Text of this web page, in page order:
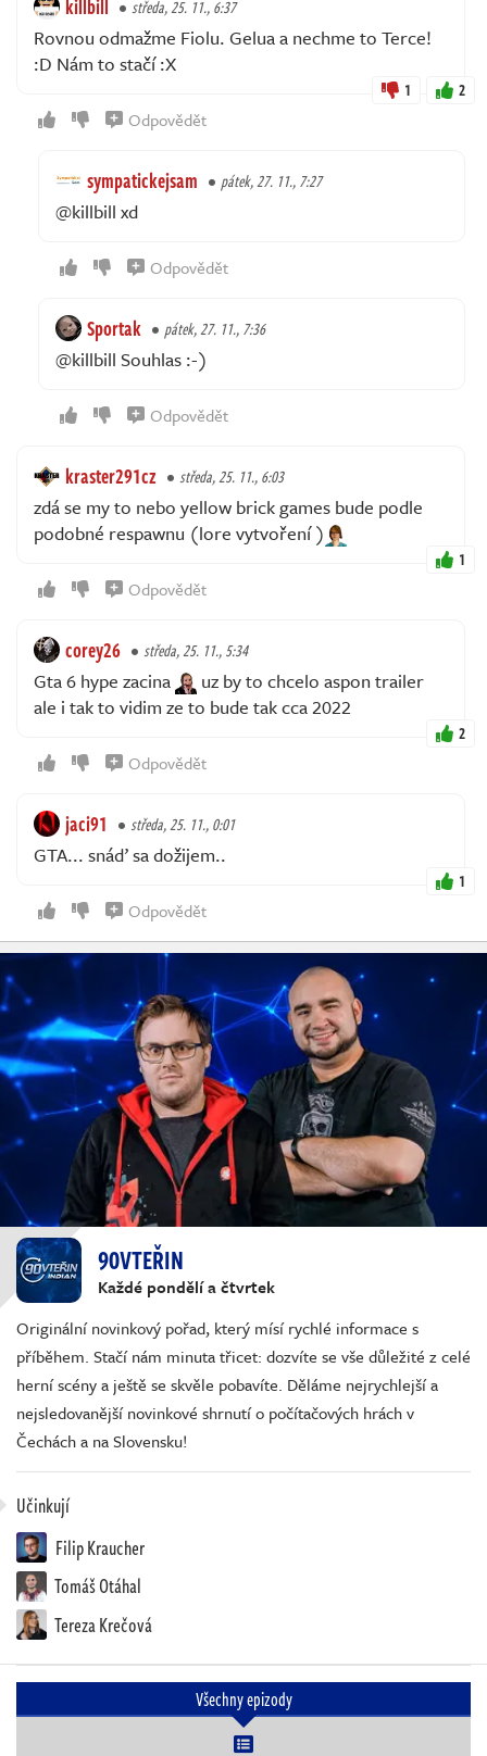
90VTEŘIN
Každé pondělí a čtvrtek
Originální novinkový pořad, který mísí rychlé informace s
příběhem. Stačí nám minuta třicet: dozvíte se vše důležité z celé
herní scény a ještě se skvěle pobavíte. Děláme nejrychlejší a
nejsledovanější novinkové shrnutí o počítačových hrách v
Čechách a na Slovensku!
Učinkují
Filip Kraucher
Tomáš Otáhal
Tereza Krečová
Všechny epizody
killbill středa, 25. 11., 6:37
Rovnou odmažme Fiolu. Gelua a nechme to Terce!
:D Nám to stačí :X
1 2
Odpovědět
sympatickejsam pátek, 27. 11., 7:27
@killbill xd
Odpovědět
Sportak pátek, 27. 11., 7:36
@killbill Souhlas :-)
Odpovědět
kraster291cz středa, 25. 11., 6:03
zdá se my to nebo yellow brick games bude podle
podobné respawnu (lore vytvoření )
1
Odpovědět
corey26 středa, 25. 11., 5:34
Gta 6 hype zacina
uz by to chcelo aspon trailer
ale i tak to vidim ze to bude tak cca 2022
2
Odpovědět
jaci91 středa, 25. 11., 0:01
GTA... snáď sa dožijem..
1
Odpovědět